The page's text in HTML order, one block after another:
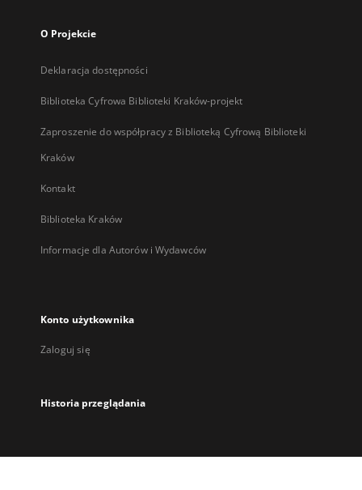
O Projekcie
Deklaracja dostępności
Biblioteka Cyfrowa Biblioteki Kraków-projekt
Zaproszenie do współpracy z Biblioteką Cyfrową Biblioteki
Kraków
Kontakt
Biblioteka Kraków
Informacje dla Autorów i Wydawców
Konto użytkownika
Zaloguj się
Historia przeglądania